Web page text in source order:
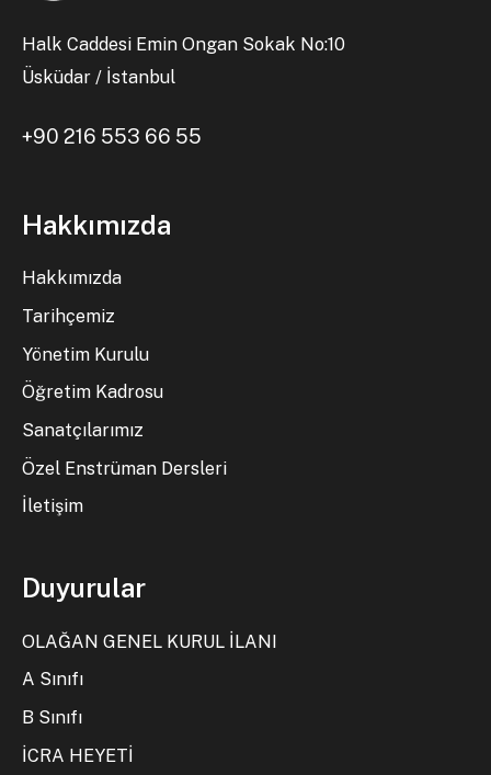
Halk Caddesi Emin Ongan Sokak No:10
Üsküdar / İstanbul
+90 216 553 66 55
Hakkımızda
Hakkımızda
Tarihçemiz
Yönetim Kurulu
Öğretim Kadrosu
Sanatçılarımız
Özel Enstrüman Dersleri
İletişim
Duyurular
OLAĞAN GENEL KURUL İLANI
A Sınıfı
B Sınıfı
İCRA HEYETİ